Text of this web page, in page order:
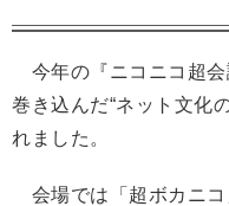
今年の『ニコニコ超会
巻き込んだ“ネット文化
れました。
会場では「超ボカニコ